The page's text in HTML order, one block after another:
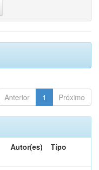
Anterior 1 Próximo
Autor(es) Tipo